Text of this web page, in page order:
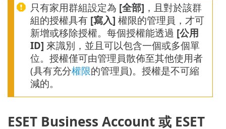
只有家用群組設定為 [全部] ，且對於該群
組的授權具有 [寫入] 權限的管理員，才可
新增或移除授權。每個授權能透過 [公用
ID] 來識別，並且可以包含一個或多個單
位。授權僅可由管理員散佈至其他使用者
(具有充分權限的管理員)。授權是不可縮
減的。
ESET Business Account 或 ESET